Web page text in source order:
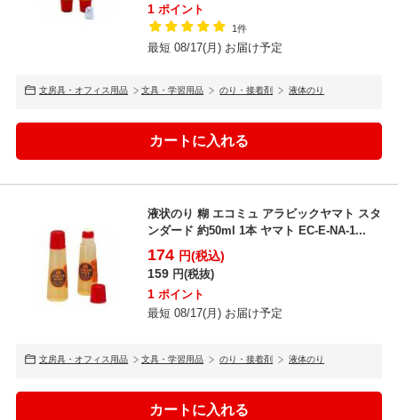
1 ポイント
1件
最短 08/17(月) お届け予定
文房具・オフィス用品 文具・学習用品 のり・接着剤 液体のり
液状のり 糊 エコミュ アラビックヤマト スタ
ンダード 約50ml 1本 ヤマト EC-E-NA-1...
174 円(税込)
159 円(税抜)
1 ポイント
最短 08/17(月) お届け予定
文房具・オフィス用品 文具・学習用品 のり・接着剤 液体のり